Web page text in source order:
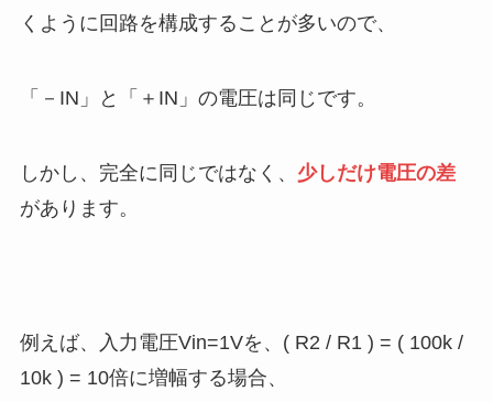
くように回路を構成することが多いので、
「－IN」と「＋IN」の電圧は同じです。
しかし、完全に同じではなく、 少しだけ電圧の差
があります。
例えば、入力電圧Vin=1Vを、( R2 / R1 ) = ( 100k /
10k ) = 10倍に増幅する場合、